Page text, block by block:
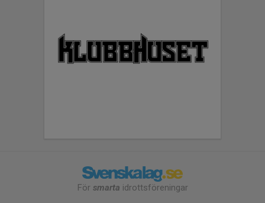
För smarta idrottsföreningar